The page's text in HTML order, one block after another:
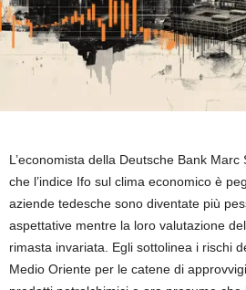
L’economista della Deutsche Bank
che l’indice Ifo sul clima economico è
aziende tedesche sono diventate più
aspettative mentre la loro valutazione
rimasta invariata. Egli sottolinea i rischi
Medio Oriente per le catene di